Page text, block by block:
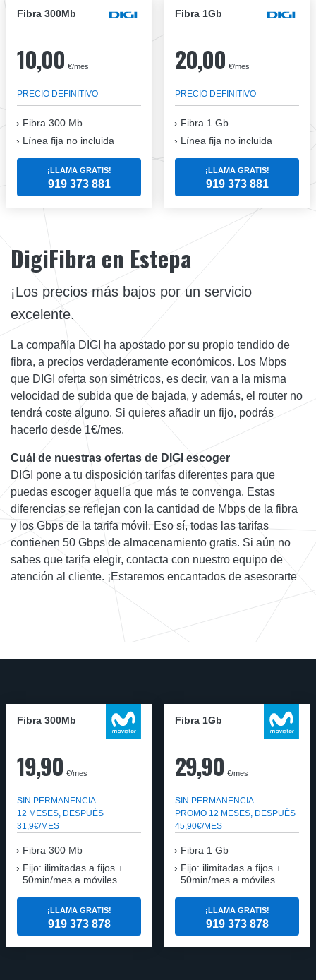
Fibra 300Mb
10,00 €/mes
PRECIO DEFINITIVO
Fibra 300 Mb
Línea fija no incluida
¡LLAMA GRATIS!
919 373 881
Fibra 1Gb
20,00 €/mes
PRECIO DEFINITIVO
Fibra 1 Gb
Línea fija no incluida
¡LLAMA GRATIS!
919 373 881
DigiFibra en Estepa
¡Los precios más bajos por un servicio
excelente.
La compañía DIGI ha apostado por su propio tendido de
fibra, a precios verdaderamente económicos. Los Mbps
que DIGI oferta son simétricos, es decir, van a la misma
velocidad de subida que de bajada, y además, el router no
tendrá coste alguno. Si quieres añadir un fijo, podrás
hacerlo desde 1€/mes.
Cuál de nuestras ofertas de DIGI escoger
DIGI pone a tu disposición tarifas diferentes para que
puedas escoger aquella que más te convenga. Estas
diferencias se reflejan con la cantidad de Mbps de la fibra
y los Gbps de la tarifa móvil. Eso sí, todas las tarifas
contienen 50 Gbps de almacenamiento gratis. Si aún no
sabes que tarifa elegir, contacta con nuestro equipo de
atención al cliente. ¡Estaremos encantados de asesorarte
Fibra 300Mb
19,90 €/mes
SIN PERMANENCIA
12 MESES, DESPUÉS
31,9€/MES
Fibra 300 Mb
Fijo: ilimitadas a fijos +
50min/mes a móviles
¡LLAMA GRATIS!
919 373 878
Fibra 1Gb
29,90 €/mes
SIN PERMANENCIA
PROMO 12 MESES, DESPUÉS
45,90€/MES
Fibra 1 Gb
Fijo: ilimitadas a fijos +
50min/mes a móviles
¡LLAMA GRATIS!
919 373 878